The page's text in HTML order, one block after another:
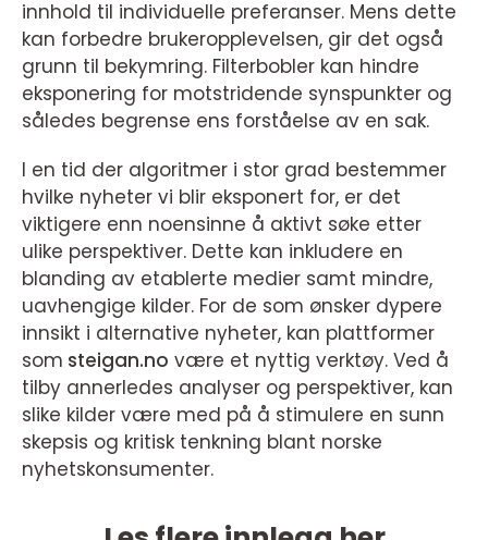
innhold til individuelle preferanser. Mens dette
kan forbedre brukeropplevelsen, gir det også
grunn til bekymring. Filterbobler kan hindre
eksponering for motstridende synspunkter og
således begrense ens forståelse av en sak.
I en tid der algoritmer i stor grad bestemmer
hvilke nyheter vi blir eksponert for, er det
viktigere enn noensinne å aktivt søke etter
ulike perspektiver. Dette kan inkludere en
blanding av etablerte medier samt mindre,
uavhengige kilder. For de som ønsker dypere
innsikt i alternative nyheter, kan plattformer
som steigan.no være et nyttig verktøy. Ved å
tilby annerledes analyser og perspektiver, kan
slike kilder være med på å stimulere en sunn
skepsis og kritisk tenkning blant norske
nyhetskonsumenter.